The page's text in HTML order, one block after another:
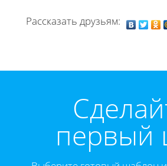
Рассказать друзьям:
первый